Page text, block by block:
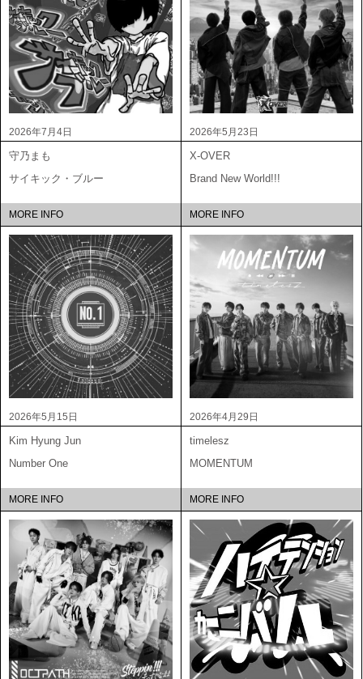
2026年7月4日
守乃まも
サイキック・ブルー
MORE INFO
2026年5月23日
X-OVER
Brand New World!!!
MORE INFO
2026年5月15日
Kim Hyung Jun
Number One
MORE INFO
2026年4月29日
timelesz
MOMENTUM
MORE INFO